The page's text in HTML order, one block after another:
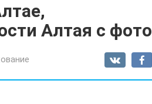
Алтая с фото